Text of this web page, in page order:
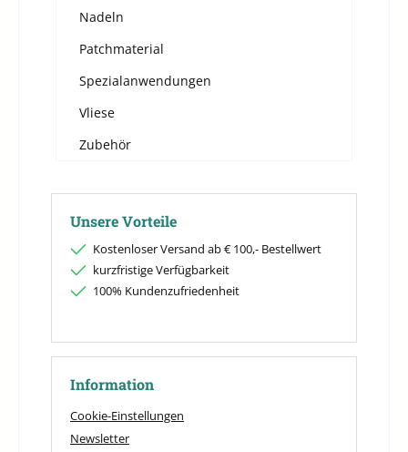
Nadeln
Patchmaterial
Spezialanwendungen
Vliese
Zubehör
Unsere Vorteile
Kostenloser Versand ab € 100,- Bestellwert
kurzfristige Verfügbarkeit
100% Kundenzufriedenheit
Information
Cookie-Einstellungen
Newsletter